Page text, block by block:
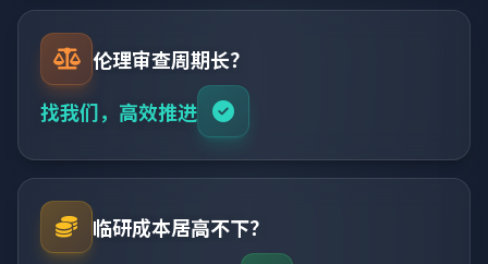
伦理审查周期长？
找我们，高效推进
临研成本居高不下？